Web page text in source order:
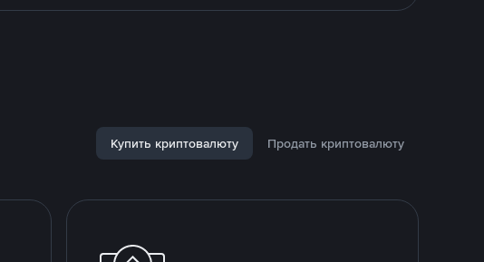
Купить криптовалюту Продать криптовалюту